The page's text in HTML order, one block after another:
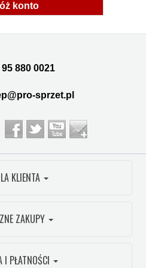
konto
95 880 0021
sprzet.pl
KLIENTA
ZAKUPY
I PŁATNOŚCI